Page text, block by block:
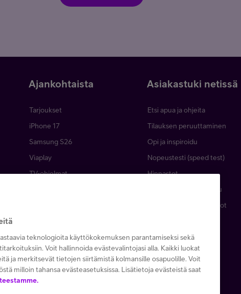
Ajankohtaista
Tarjoukset
iPhone 17
Samsung S26
Viaplay
TV-ohjelmat
Tilaa uutiskirje
Tietoturva
Asiakastuki netissä
Etsi apua ja ohjeita
Tilauksen peruuttaminen
Opi ja inspiroidu
Nopeustesti (speed test)
Hinnastot
Telia Helppi -tukipalvelu
Kaapeleiden sijaintitiedot
Asiakastiedotteet
Asiakastuki yrityksille
teknologioita käyttökokemuksen parantamiseksi sekä
Voit hallinnoida evästevalintojasi alla. Kaikki luokat
ja merkitsevät tietojen siirtämistä kolmansille osapuolille. Voit
milloin tahansa evästeasetuksissa. Lisätietoja evästeistä saat